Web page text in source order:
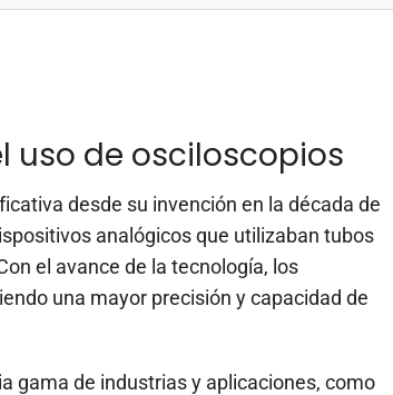
uso de osciloscopios
desde su invención en la década de
analógicos que utilizaban tubos
el avance de la tecnología, los
una mayor precisión y capacidad de
gama de industrias y aplicaciones, como